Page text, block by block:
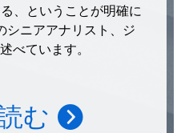
、ということが明確に
シニアアナリスト、ジ
べています。
む